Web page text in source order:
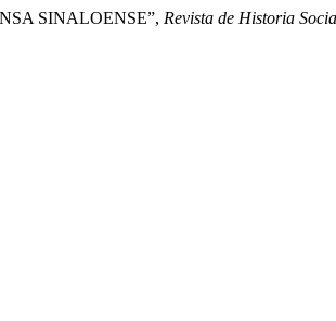
SINALOENSE”, Revista de Historia